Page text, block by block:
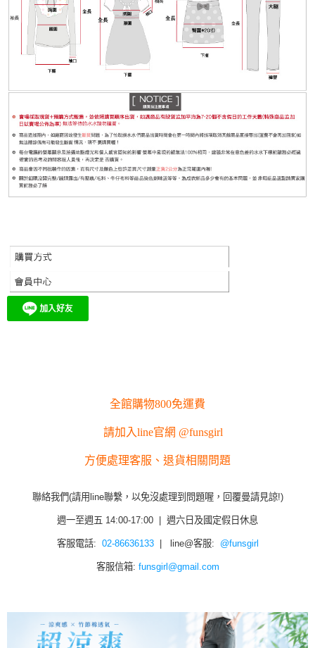
全館購物800免運費
請加入line官網 @funsgirl
方便處理客服、退貨相關問題
聯絡我們(請用line聯繫，以免沒處理到問題喔，回覆曼請見諒!)
週一至週五 14:00-17:00 | 週六日及國定假日休息
客服電話: 02-86636133| line@客服: @funsgirl
客服信箱: funsgirl@gmail.com